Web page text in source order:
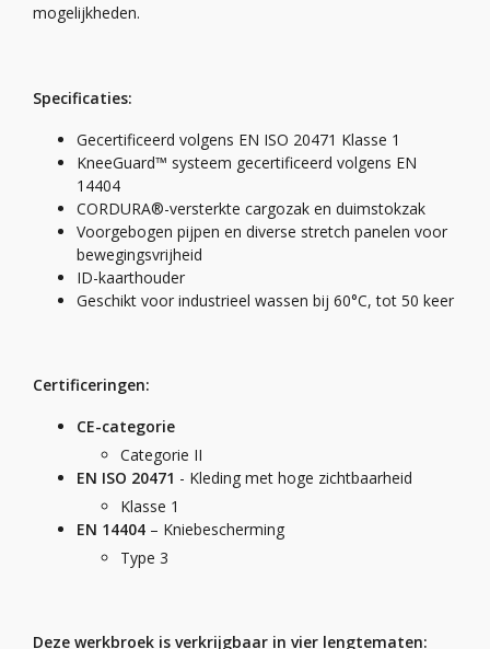
mogelijkheden.
Specificaties:
Gecertificeerd volgens EN ISO 20471 Klasse 1
KneeGuard™ systeem gecertificeerd volgens EN
14404
CORDURA®-versterkte cargozak en duimstokzak
Voorgebogen pijpen en diverse stretch panelen voor
bewegingsvrijheid
ID-kaarthouder
Geschikt voor industrieel wassen bij 60°C, tot 50 keer
Certificeringen:
CE-categorie
Categorie II
EN ISO 20471 - Kleding met hoge zichtbaarheid
Klasse 1
EN 14404 – Kniebescherming
Type 3
Deze werkbroek is verkrijgbaar in vier lengtematen: